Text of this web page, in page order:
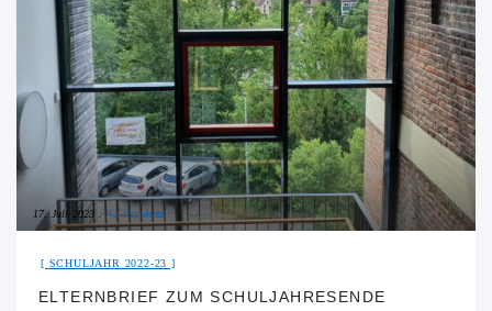
17. Juli 2023 No Comment
SCHULJAHR 2022-23
ELTERNBRIEF ZUM SCHULJAHRESENDE